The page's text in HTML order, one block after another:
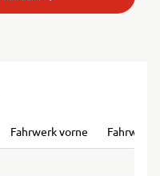
Fahrwerk vorne Fahrwerk